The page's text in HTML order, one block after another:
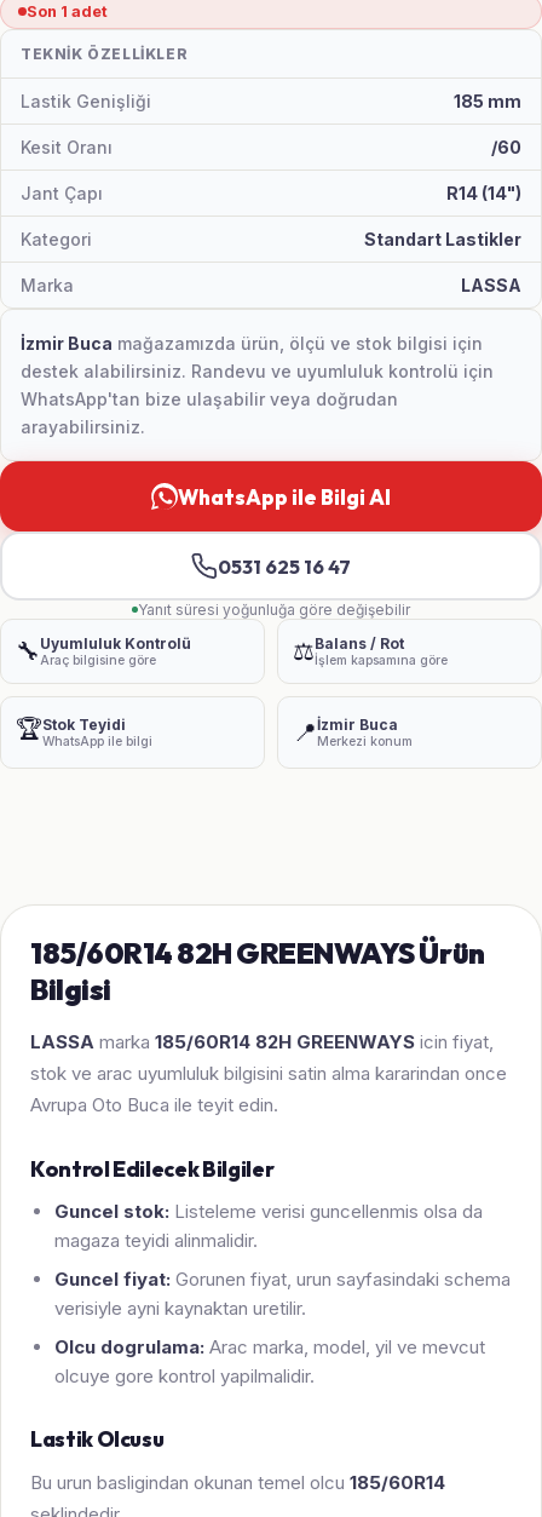
Son 1 adet
TEKNIK ÖZELLIKLER
Lastik Genişliği 185 mm
Kesit Oranı /60
Jant Çapı R14 (14")
Kategori Standart Lastikler
Marka LASSA
İzmir Buca mağazamızda ürün, ölçü ve stok bilgisi için
destek alabilirsiniz. Randevu ve uyumluluk kontrolü için
WhatsApp'tan bize ulaşabilir veya doğrudan
arayabilirsiniz.
WhatsApp ile Bilgi Al
0531 625 16 47
Yanıt süresi yoğunluğa göre değişebilir
🔧 Uyumluluk Kontrolü
Araç bilgisine göre ⚖️Balans / Rot
İşlem kapsamına göre
🏆Stok Teyidi
WhatsApp ile bilgi 📍İzmir Buca
Merkezi konum
185/60R14 82H GREENWAYS Ürün
Bilgisi
LASSA marka 185/60R14 82H GREENWAYS icin fiyat,
stok ve arac uyumluluk bilgisini satin alma kararindan once
Avrupa Oto Buca ile teyit edin.
Kontrol Edilecek Bilgiler
Guncel stok: Listeleme verisi guncellenmis olsa da
magaza teyidi alinmalidir.
Guncel fiyat: Gorunen fiyat, urun sayfasindaki schema
verisiyle ayni kaynaktan uretilir.
Olcu dogrulama: Arac marka, model, yil ve mevcut
olcuye gore kontrol yapilmalidir.
Lastik Olcusu
Bu urun basligindan okunan temel olcu 185/60R14